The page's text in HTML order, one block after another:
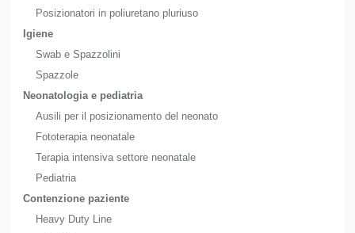
Posizionatori in poliuretano pluriuso
Igiene
Swab e Spazzolini
Spazzole
Neonatologia e pediatria
Ausili per il posizionamento del neonato
Fototerapia neonatale
Terapia intensiva settore neonatale
Pediatria
Contenzione paziente
Heavy Duty Line